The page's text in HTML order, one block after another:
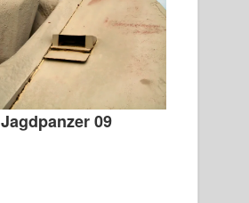
Jagdpanzer 09